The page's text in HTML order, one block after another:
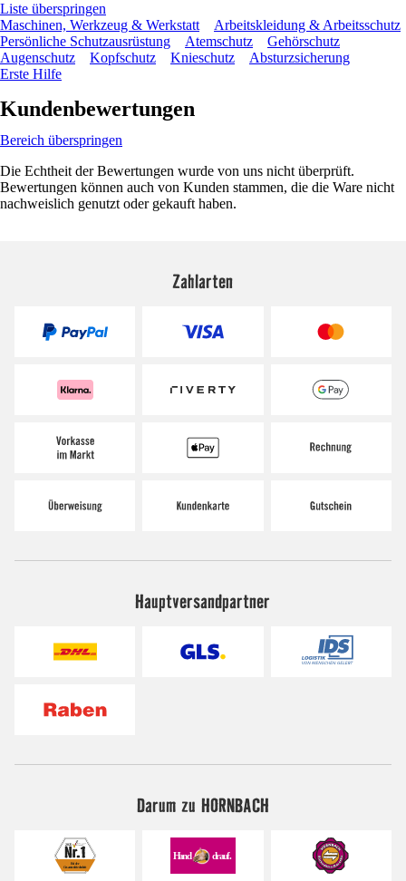
Liste überspringen
Maschinen, Werkzeug & Werkstatt
Arbeitskleidung & Arbeitsschutz
Persönliche Schutzausrüstung
Atemschutz
Gehörschutz
Augenschutz
Kopfschutz Knieschutz
Absturzsicherung
Erste Hilfe
Kundenbewertungen
Bereich überspringen
Die Echtheit der Bewertungen wurde von uns nicht überprüft.
Bewertungen können auch von Kunden stammen, die die Ware nicht
nachweislich genutzt oder gekauft haben.
Zahlarten
Hauptversandpartner
Darum zu HORNBACH